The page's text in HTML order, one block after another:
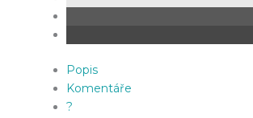
Popis
Komentáře
?